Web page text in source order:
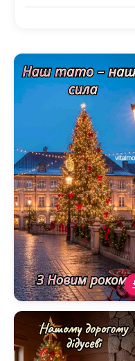
Новорічне привітання
татові з сяючою ялинкою